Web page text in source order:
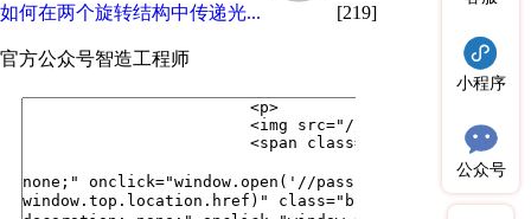
如何在两个旋转结构中传递光... [219]
官方公众号智造工程师
小程序
公众号